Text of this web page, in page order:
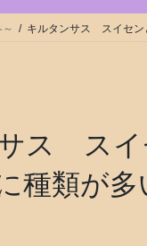
キルタンサス スイセン
ス スイ
種類が